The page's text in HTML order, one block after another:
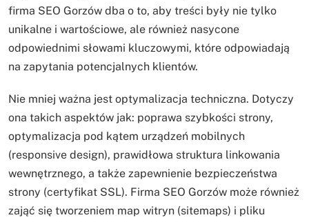
firma SEO Gorzów dba o to, aby treści były nie tylko
unikalne i wartościowe, ale również nasycone
odpowiednimi słowami kluczowymi, które odpowiadają
na zapytania potencjalnych klientów.
Nie mniej ważna jest optymalizacja techniczna. Dotyczy
ona takich aspektów jak: poprawa szybkości strony,
optymalizacja pod kątem urządzeń mobilnych
(responsive design), prawidłowa struktura linkowania
wewnętrznego, a także zapewnienie bezpieczeństwa
strony (certyfikat SSL). Firma SEO Gorzów może również
zająć się tworzeniem map witryn (sitemaps) i pliku